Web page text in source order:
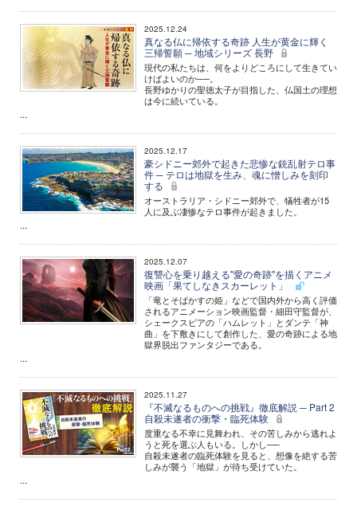
2025.12.24
真なる仏に帰依する奇跡 人生が黄金に輝く
三帰誓願 ─ 地域シリーズ 長野
現代の私たちは、何をよりどころにして生きてい
けばよいのか──。
長野ゆかりの聖徳太子が目指した、仏国土の理想
は今に続いている。
...
2025.12.17
豪シドニー郊外で起きた悲惨な銃乱射テロ事
件 ─ テロは地獄を生み、魂に憎しみを刻印
する
オーストラリア・シドニー郊外で、犠牲者が15
人に及ぶ凄惨なテロ事件が起きました。
...
2025.12.07
復讐心を乗り越える"愛の奇跡"を描くアニメ
映画「果てしなきスカーレット」
「竜とそばかすの姫」などで国内外から高く評価
されるアニメーション映画監督・細田守監督が、
シェークスピアの「ハムレット」とダンテ「神
曲」を下敷きにして創作した、愛の奇跡による地
獄界脱出ファンタジーである。
...
2025.11.27
『不滅なるものへの挑戦』徹底解説 ─ Part 2
自殺未遂者の衝撃・臨死体験
度重なる不幸に見舞われ、その苦しみから逃れよ
うと死を選ぶ人もいる。しかし──
自殺未遂者の臨死体験を見ると、想像を絶する苦
しみが襲う「地獄」が待ち受けていた。
...